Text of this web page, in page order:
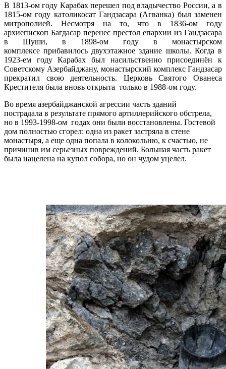
В 1813-ом году Карабах перешел под владычество России, а в
1815-ом году католикосат Гандзасара (Агванка) был заменен
митрополией. Несмотря на то, что в 1836-ом году
архиепископ Багдасар перенес престол епархии из Гандзасара
в Шуши, в 1898-ом году в монастырском
комплексе прибавилось двухэтажное здание школы. Когда в
1923-ем году Карабах был насильственно присоединён к
Советскому Азербайджану, монастырский комплекс Гандзасар
прекратил свою деятельность. Церковь Святого Ованеса
Крестителя была вновь открыта только в 1988-ом году.
Во время азербайджанской агрессии часть зданий
пострадала в результате прямого артиллерийского обстрела,
но в 1993-1998-ом годах они были восстановлены. Гостевой
дом полностью сгорел: одна из ракет застряла в стене
монастыря, а еще одна попала в колокольню, к счастью, не
причинив им серьезных повреждений. Большая часть ракет
была нацелена на купол собора, но он чудом уцелел.